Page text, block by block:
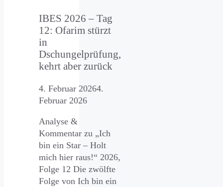
IBES 2026 – Tag
12: Ofarim stürzt
in
Dschungelprüfung,
kehrt aber zurück
4. Februar 20264.
Februar 2026
Analyse &
Kommentar zu „Ich
bin ein Star – Holt
mich hier raus!“ 2026,
Folge 12 Die zwölfte
Folge von Ich bin ein